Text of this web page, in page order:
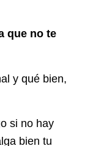
que no te
y qué bien,
si no hay
bien tu